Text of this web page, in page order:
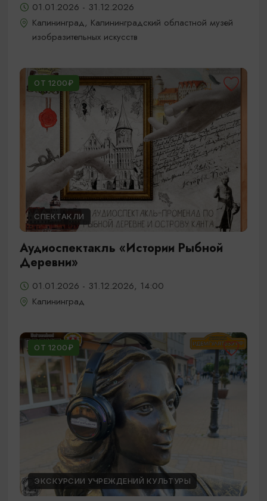
01.01.2026 - 31.12.2026
Калининград, Калининградский областной музей
изобразительных искусств
ОТ 1200₽
СПЕКТАКЛИ
Аудиоспектакль «Истории Рыбной
Деревни»
01.01.2026 - 31.12.2026, 14:00
Калининград
ОТ 1200₽
ЭКСКУРСИИ УЧРЕЖДЕНИЙ КУЛЬТУРЫ